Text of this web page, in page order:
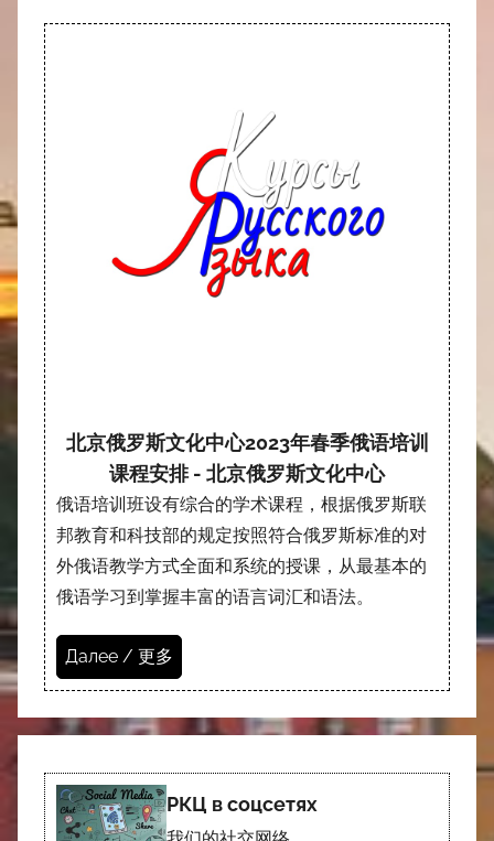
北京俄罗斯文化中心2023年春季俄语培训
课程安排 - 北京俄罗斯文化中心
俄语培训班设有综合的学术课程，根据俄罗斯联
邦教育和科技部的规定按照符合俄罗斯标准的对
外俄语教学方式全面和系统的授课，从最基本的
俄语学习到掌握丰富的语言词汇和语法。
Далее / 更多
РКЦ в соцсетях